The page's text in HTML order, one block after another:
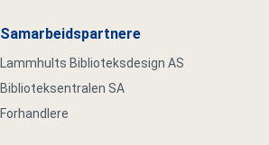
Samarbeidspartnere
Lammhults Biblioteksdesign AS
Biblioteksentralen SA
Forhandlere